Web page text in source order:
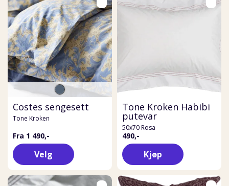
Costes sengesett
Tone Kroken
Fra 1 490,-
Velg
Tone Kroken Habibi
putevar
50x70 Rosa
490,-
Kjøp